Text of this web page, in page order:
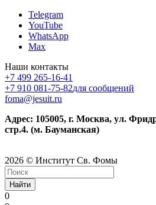
Telegram
YouTube
WhatsApp
Max
Наши контакты
+7 499 265-16-41
+7 910 081-75-82для сообщений
foma@jesuit.ru
Адрес: 105005, г. Москва, ул.
стр.4. (м. Бауманская)
2026 © Институт Св. Фомы
Найти
0